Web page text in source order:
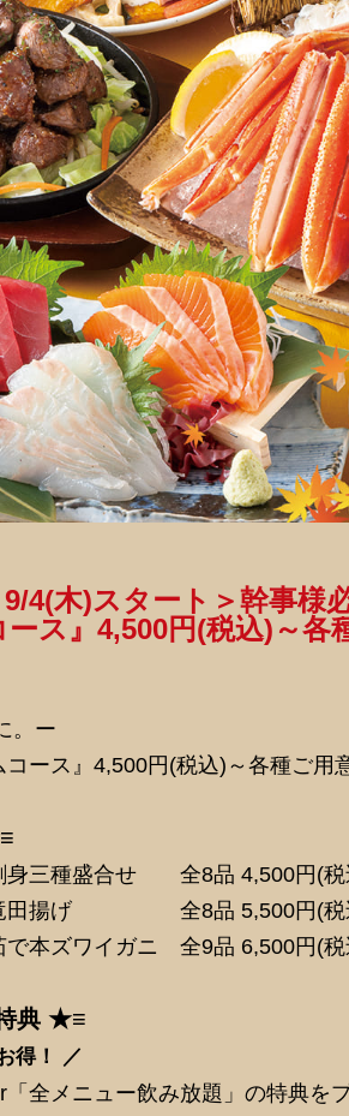
9/4(木)スタート＞幹事様
ス』4,500円(税込)～各
。ー
ース』4,500円(税込)～各種ご用
身三種盛合せ 全8品 4,500円(税
の竜田揚げ 全8品 5,500円(税
で本ズワイガニ 全9品 6,500円(税
典 ★≡
得！ ／
全メニュー飲み放題」の特典を